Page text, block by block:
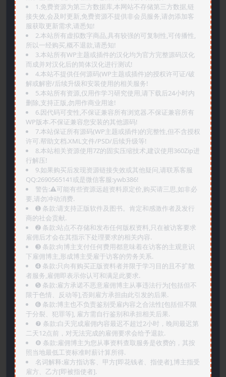
1.免费资源为第三方数据库,本网站不存储第三方数据,链
接失效,会及时更新,免费资源不提供非会员服务,请勿添加客
服获取更新需求,请悉知!
2.本站所有虚拟数字商品,具有较强的可复制性,可传播性,
所以一经购买,概不退款,请悉知!
3.本站所有WP主题或插件的汉化均为官方完整源码汉化
而成并对汉化后的简体汉化进行测试!
4.本站不提供任何源码(WP主题或插件)的授权许可证/破
解或解密/后续升级和安装使用的相关服务!
5.本站所有资源,仅用作学习研究使用,请下载后24小时内
删除,支持正版,勿用作商业用途!
6.因代码可变性,不保证兼容所有浏览器.不保证兼容所有
WP版本.不保证兼容您安装的其他源码!
7.本站保证所有源码(WP主题或插件)的完整性,但不含授权
许可.帮助文档.XML文件/PSD/后续升级等!
8.本站相关资源使用7Z的固实压缩技术,建议使用360Zip进
行解压!
9.如果购买后发现资源链接失效或其他疑问,请联系客服
QQ:2690565141或是微信客服:ywb386!
警告:⚠️可能有些资源远超资料原定价,购买请三思,如非必
要,请勿冲动消费.
➊️ 条款:请支持正版软件及图书。肯定和感激作者及发行
商的社会贡献.
➋️ 条款:站点不存储和发布任何版权资料,只在被访客要求
雇佣后才会在其指示下处理要求的相关内容.
➌️ 条款:向博主支付任何费用都意味着在访客的主观意识
下雇佣博主,形成博主受雇于访客的劳务关系.
➍️ 条款:只向有购买正版资料者并限于学习目的且不扩散
者服务,雇佣即表示你认可和满足此要求.
➎ 条款:雇方承诺不恶意雇佣博主从事违法行为[包括但不
限于色情、反动等],否则雇方承担由此引发的后果.
➏️ 条款:博主也不负责鉴别受雇内容之合法性[包括但不限
于分裂、犯罪等], 雇方需自行鉴别和承担相关后果.
❼ 条款:白天完成雇佣内容最迟不超过2小时，晚间最迟第
二天12点前，对无法完成的雇佣要求会给予退款.
❽ 条款:雇佣博主为您从事资料查取服务是收费的，其按
照当地最低工资标准时薪计算所得.
名词解释:雇方指访客、甲方[即花钱者、指使者],博主指受
雇方、乙方[即被指使者].